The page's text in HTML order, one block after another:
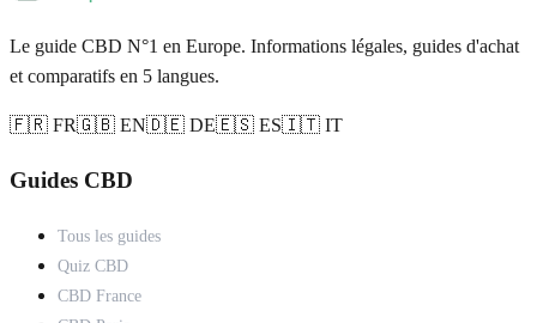
Le guide CBD N°1 en Europe. Informations légales, guides d'achat
et comparatifs en 5 langues.
🇫🇷 FR🇬🇧 EN🇩🇪 DE🇪🇸 ES🇮🇹 IT
Guides CBD
Tous les guides
Quiz CBD
CBD France